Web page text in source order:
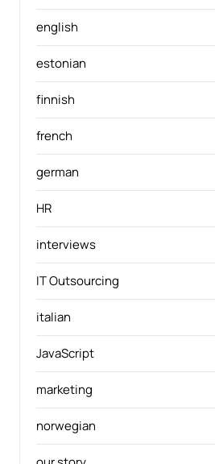
english
estonian
finnish
french
german
HR
interviews
IT Outsourcing
italian
JavaScript
marketing
norwegian